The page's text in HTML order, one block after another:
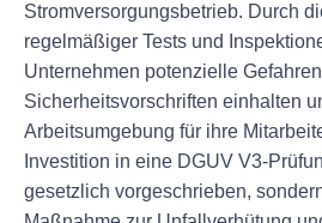
Stromversorgungsbetrieb. Durch
regelmäßiger Tests und
Unternehmen potenzielle
Sicherheitsvorschriften einhalten
Arbeitsumgebung für ihre
Investition in eine DGUV V3-
gesetzlich vorgeschrieben,